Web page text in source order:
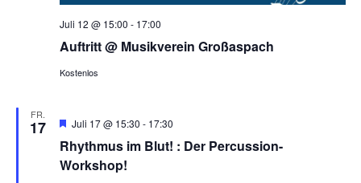
Auftritt @ Musikverein Großaspach
Juli 12 @ 15:00 - 17:00
Kostenlos
FR.
17
Rhythmus im Blut! : Der Percussion-
Workshop!
Hervorgehoben
Juli 17 @ 15:30 - 17:30